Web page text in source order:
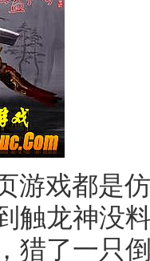
游戏都是
触龙神没
猎了一只